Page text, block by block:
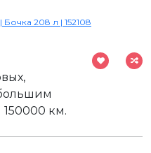
208 л | 152108
км.